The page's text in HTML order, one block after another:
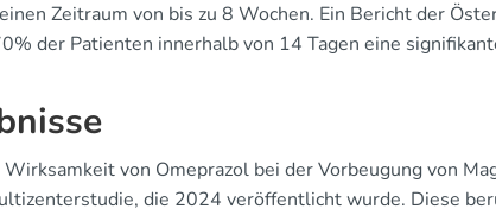
Zeitraum von bis zu 8 Wochen. Ein Bericht der
der Patienten innerhalb von 14 Tagen eine
von Omeprazol bei der Vorbeugung von
die 2024 veröffentlicht wurde. Diese